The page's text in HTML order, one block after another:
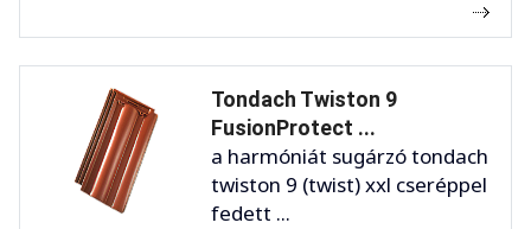
Tondach Twiston 9
FusionProtect ...
a harmóniát sugárzó tondach
twiston 9 (twist) xxl cseréppel
fedett ...